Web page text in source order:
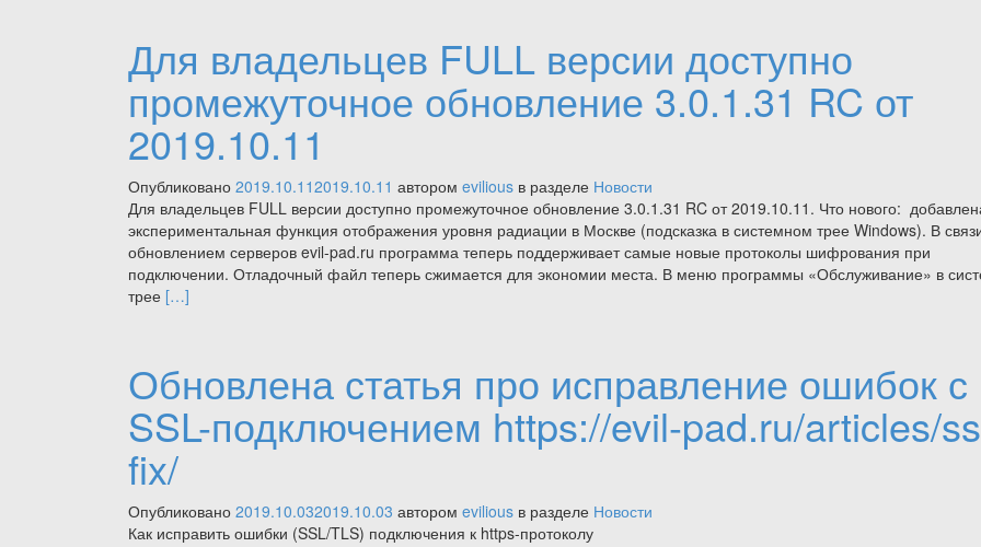
3.0.1.32
RC
от
Для владельцев FULL версии доступно
промежуточное обновление 3.0.1.31 RC от
2019.10.11
Опубликовано 2019.10.112019.10.11 автором evilious в разделе Новости
Для владельцев FULL версии доступно промежуточное обновление 3.0.1.31 RC от 2019.10.11. Что нового:
экспериментальная функция отображения уровня радиации в Москве (подсказка в системном трее Windows). В
обновлением серверов evil-pad.ru программа теперь поддерживает самые новые протоколы шифрования при
подключении. Отладочный файл теперь сжимается для экономии места. В меню программы «Обслуживание» в
трее Читать
FULL
версии
доступно
промежуточное
обновление
3.0.1.31
RC от
2019.10.11
[…]
Обновлена статья про исправление ошибок с
SSL-подключением https://evil-pad.ru/articles/
fix/
Опубликовано 2019.10.032019.10.03 автором evilious в разделе Новости
Как исправить ошибки (SSL/TLS) подключения к https-протоколу